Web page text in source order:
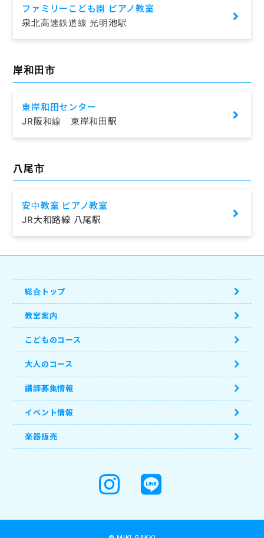
ファミリーこども園 ピアノ教室
泉北高速鉄道線 光明池駅
岸和田市
東岸和田センター
JR阪和線 東岸和田駅
八尾市
安中教室 ピアノ教室
JR大和路線 八尾駅
総合トップ
教室案内
こどものコース
大人のコース
講師募集情報
イベント情報
楽器販売